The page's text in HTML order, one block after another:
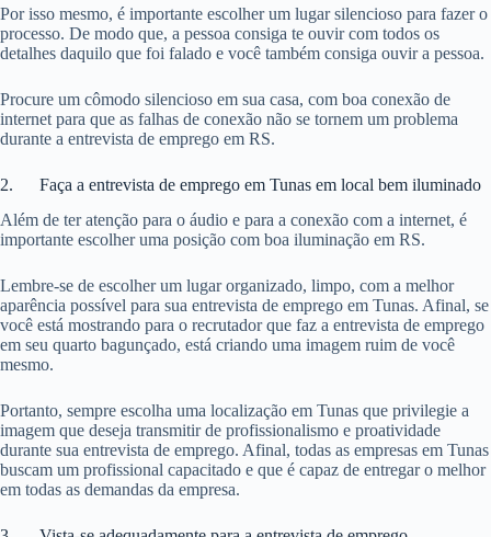
Por isso mesmo, é importante escolher um lugar silencioso para fazer o
processo. De modo que, a pessoa consiga te ouvir com todos os
detalhes daquilo que foi falado e você também consiga ouvir a pessoa.
Procure um cômodo silencioso em sua casa, com boa conexão de
internet para que as falhas de conexão não se tornem um problema
durante a entrevista de emprego em RS.
2. Faça a entrevista de emprego em Tunas em local bem iluminado
Além de ter atenção para o áudio e para a conexão com a internet, é
importante escolher uma posição com boa iluminação em RS.
Lembre-se de escolher um lugar organizado, limpo, com a melhor
aparência possível para sua entrevista de emprego em Tunas. Afinal, se
você está mostrando para o recrutador que faz a entrevista de emprego
em seu quarto bagunçado, está criando uma imagem ruim de você
mesmo.
Portanto, sempre escolha uma localização em Tunas que privilegie a
imagem que deseja transmitir de profissionalismo e proatividade
durante sua entrevista de emprego. Afinal, todas as empresas em Tunas
buscam um profissional capacitado e que é capaz de entregar o melhor
em todas as demandas da empresa.